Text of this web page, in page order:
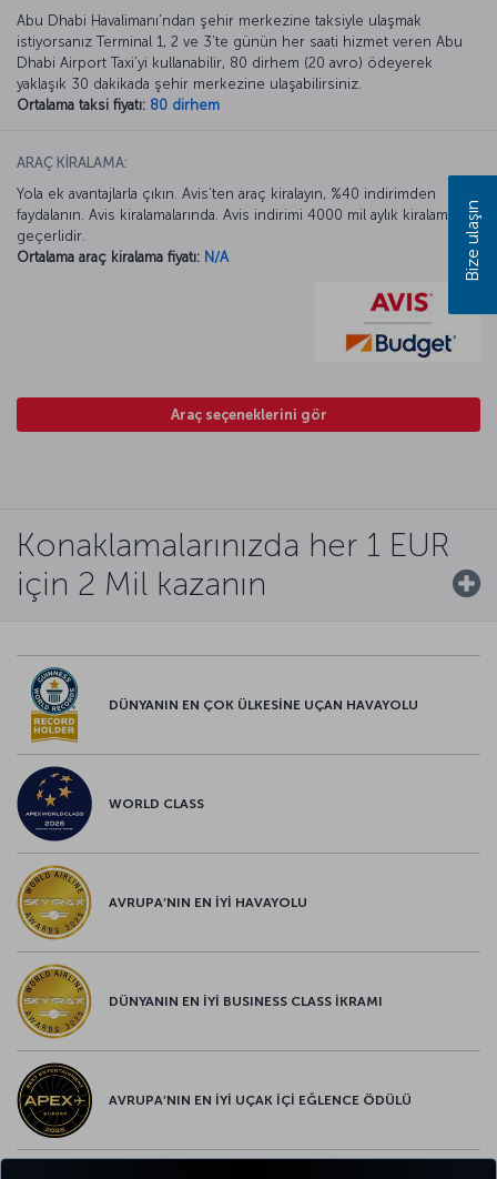
Abu Dhabi Havalimanı’ndan şehir merkezine taksiyle ulaşmak
istiyorsanız Terminal 1, 2 ve 3’te günün her saati hizmet veren Abu
Dhabi Airport Taxi’yi kullanabilir, 80 dirhem (20 avro) ödeyerek
yaklaşık 30 dakikada şehir merkezine ulaşabilirsiniz.
Ortalama taksi fiyatı: 80 dirhem
ARAÇ KİRALAMA:
Yola ek avantajlarla çıkın. Avis’ten araç kiralayın, %40 indirimden
faydalanın. Avis kiralamalarında. Avis indirimi 4000 mil aylık kiralamada
geçerlidir.
Ortalama araç kiralama fiyatı: N/A
Araç seçeneklerini gör
Konaklamalarınızda her 1 EUR
için 2 Mil kazanın
DÜNYANIN EN ÇOK ÜLKESİNE UÇAN HAVAYOLU
WORLD CLASS
AVRUPA’NIN EN İYİ HAVAYOLU
DÜNYANIN EN İYİ BUSINESS CLASS İKRAMI
AVRUPA’NIN EN İYİ UÇAK İÇİ EĞLENCE ÖDÜLÜ
Bize ulaşın